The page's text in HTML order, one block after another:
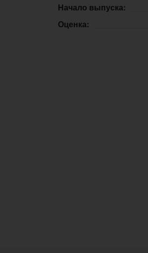
Начало выпуска:
Оценка: